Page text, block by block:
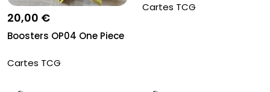
20,00 €
Boosters OP04 One Piece
Cartes TCG
Cartes TCG